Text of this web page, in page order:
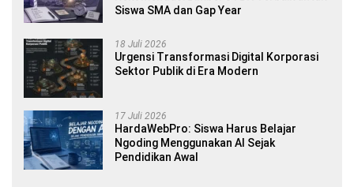
Siswa SMA dan Gap Year
18 Juli 2026
Urgensi Transformasi Digital Korporasi
Sektor Publik di Era Modern
17 Juli 2026
HardaWebPro: Siswa Harus Belajar
Ngoding Menggunakan AI Sejak
Pendidikan Awal